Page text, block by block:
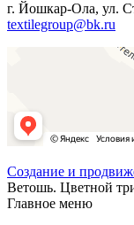
г. Йошкар-Ола, ул.
textilegroup@bk.ru
Создание и
Ветошь. Цветной
Главное меню